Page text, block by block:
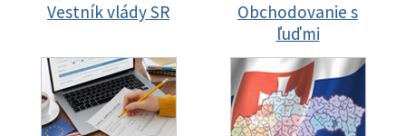
Vestník vlády SR
Obchodovanie s
ľuďmi